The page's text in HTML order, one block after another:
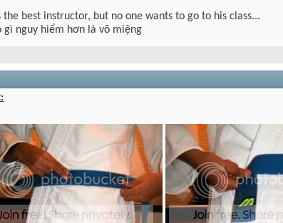
the best instructor, but no one wants to go to his class...
gì nguy hiểm hơn là võ miệng